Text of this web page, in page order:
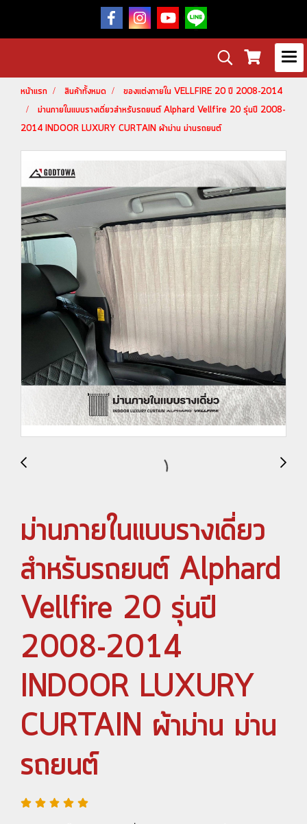
หน้าแรก สินค้าทั้งหมด
ของแต่งภายใน VELLFIRE 20 ปี 2008-2014
ม่านภายในแบบรางเดี่ยวสำหรับรถยนต์ Alphard Vellfire 20 รุ่นปี 2008-
2014 INDOOR LUXURY CURTAIN ผ้าม่าน ม่านรถยนต์
ม่านภายในแบบรางเดี่ยว
สำหรับรถยนต์ Alphard
Vellfire 20 รุ่นปี
2008-2014
INDOOR LUXURY
CURTAIN ผ้าม่าน ม่าน
รถยนต์